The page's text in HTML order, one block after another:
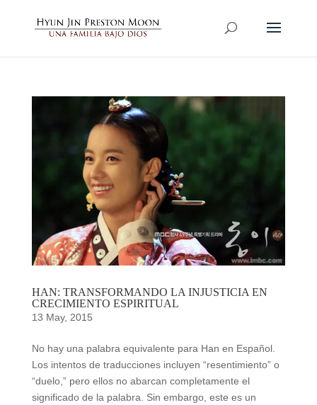
HAN: TRANSFORMANDO LA INJUSTICIA EN
CRECIMIENTO ESPIRITUAL
13 May, 2015
No hay una palabra equivalente para Han en Español.
Los intentos de traducciones incluyen “resentimiento” o
“duelo,” pero ellos no abarcan completamente el
significado de la palabra. Sin embargo, este es un